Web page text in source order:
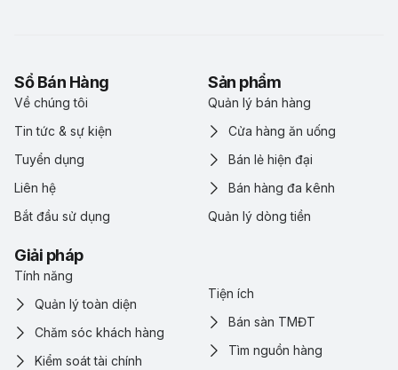
Sổ Bán Hàng
Về chúng tôi
Tin tức & sự kiện
Tuyển dụng
Liên hệ
Bắt đầu sử dụng
Sản phẩm
Quản lý bán hàng
Cửa hàng ăn uống
Bán lẻ hiện đại
Bán hàng đa kênh
Quản lý dòng tiền
Giải pháp
Tính năng
Quản lý toàn diện
Chăm sóc khách hàng
Kiểm soát tài chính
Tiện ích
Bán sàn TMĐT
Tìm nguồn hàng